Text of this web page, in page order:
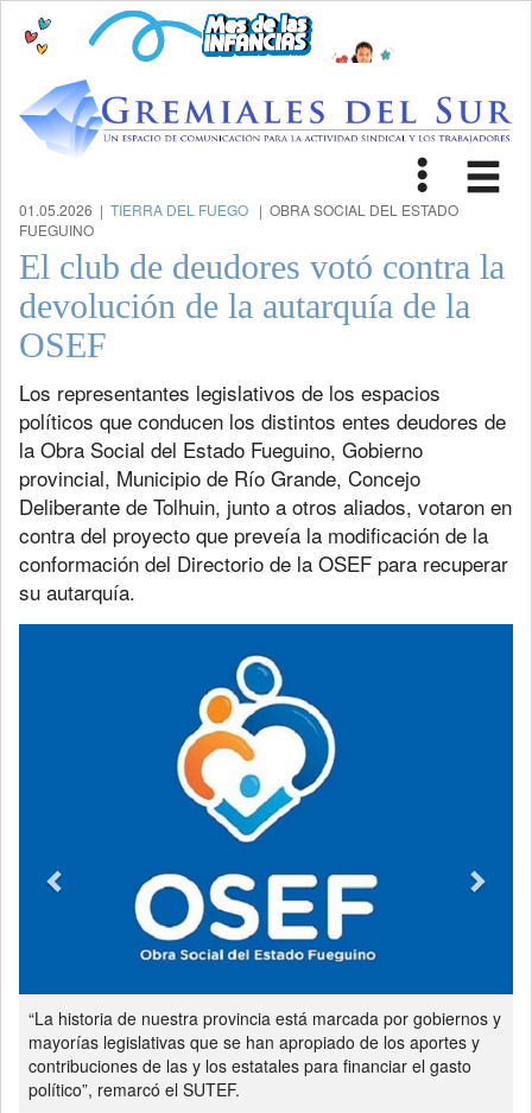
Toggle
01.05.2026 | TIERRA DEL FUEGO | OBRA SOCIAL DEL ESTADO
FUEGUINO
El club de deudores votó contra la
devolución de la autarquía de la
OSEF
Los representantes legislativos de los espacios
políticos que conducen los distintos entes deudores de
la Obra Social del Estado Fueguino, Gobierno
provincial, Municipio de Río Grande, Concejo
Deliberante de Tolhuin, junto a otros aliados, votaron en
contra del proyecto que preveía la modificación de la
conformación del Directorio de la OSEF para recuperar
su autarquía.
“La historia de nuestra provincia está marcada por gobiernos y
mayorías legislativas que se han apropiado de los aportes y
contribuciones de las y los estatales para financiar el gasto
político”, remarcó el SUTEF.